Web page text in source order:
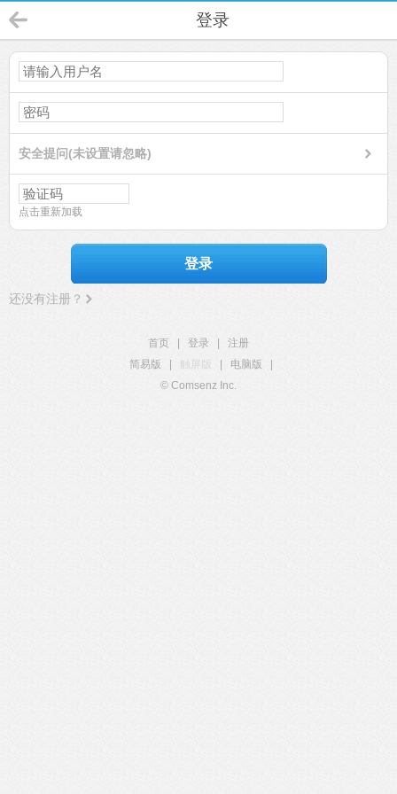
登录
安全提问(未设置请忽略)
点击重新加载
登录
还没有注册？
首页 登录
注册
简易版
触屏版 电脑版
© Comsenz Inc.